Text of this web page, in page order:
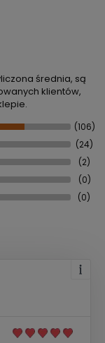
średnia, są
klientów,
(106)
(24)
(2)
(0)
(0)